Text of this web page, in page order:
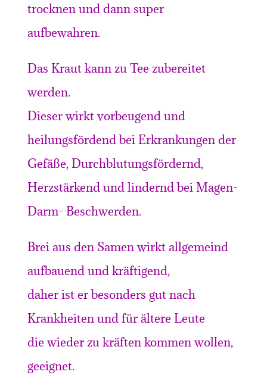
trocknen und dann super
aufbewahren.
Das Kraut kann zu Tee zubereitet
werden.
Dieser wirkt vorbeugend und
heilungsfördend bei Erkrankungen der
Gefäße, Durchblutungsfördernd,
Herzstärkend und lindernd bei Magen-
Darm- Beschwerden.
Brei aus den Samen wirkt allgemeind
aufbauend und kräftigend,
daher ist er besonders gut nach
Krankheiten und für ältere Leute
die wieder zu kräften kommen wollen,
geeignet.